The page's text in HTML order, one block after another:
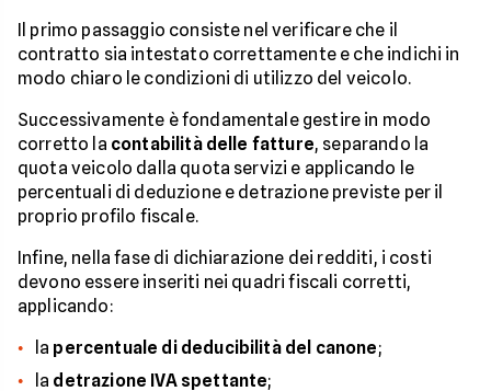
Il primo passaggio consiste nel verificare che il
contratto sia intestato correttamente e che indichi in
modo chiaro le condizioni di utilizzo del veicolo.
Successivamente è fondamentale gestire in modo
corretto la contabilità delle fatture, separando la
quota veicolo dalla quota servizi e applicando le
percentuali di deduzione e detrazione previste per il
proprio profilo fiscale.
Infine, nella fase di dichiarazione dei redditi, i costi
devono essere inseriti nei quadri fiscali corretti,
applicando:
la percentuale di deducibilità del canone;
la detrazione IVA spettante;